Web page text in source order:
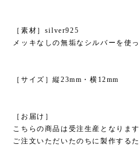
［素材］silver925
メッキなしの無垢なシルバーを使っ
［サイズ］縦23mm・横12mm
［お届け］
こちらの商品は受注生産となります
ご注文いただいたのちに製作する